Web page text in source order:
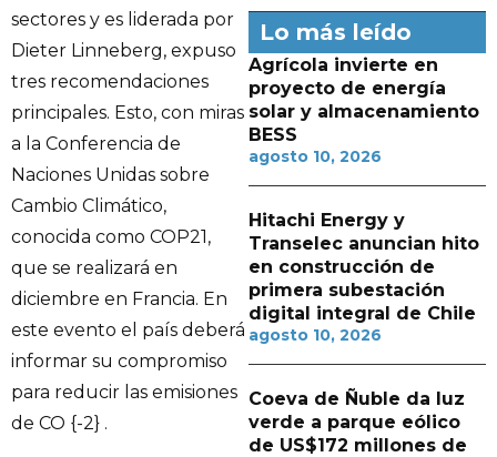
sectores y es liderada por
Dieter Linneberg, expuso
tres recomendaciones
principales. Esto, con miras
a la Conferencia de
Naciones Unidas sobre
Cambio Climático,
conocida como COP21,
que se realizará en
diciembre en Francia. En
este evento el país deberá
informar su compromiso
para reducir las emisiones
de CO {-2} .
Lo más leído
Agrícola invierte en
proyecto de energía
solar y almacenamiento
BESS
agosto 10, 2026
Hitachi Energy y
Transelec anuncian hito
en construcción de
primera subestación
digital integral de Chile
agosto 10, 2026
Coeva de Ñuble da luz
verde a parque eólico
de US$172 millones de